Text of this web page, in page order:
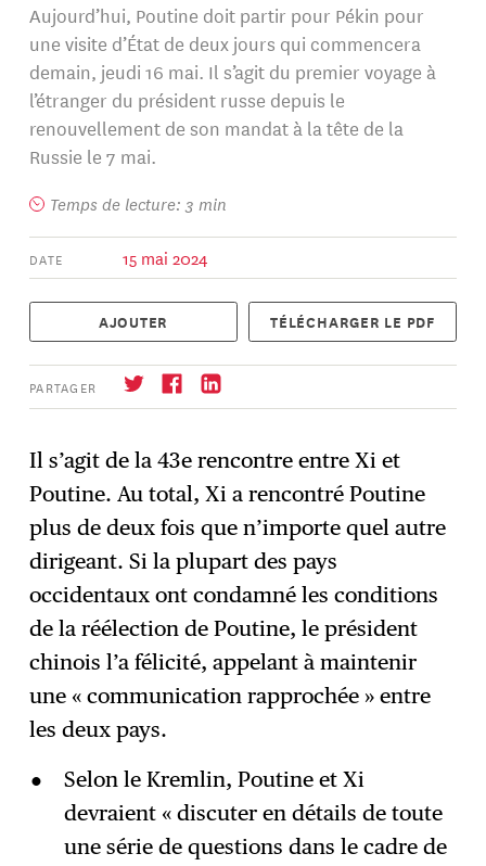
Aujourd’hui, Poutine doit partir pour Pékin pour
une visite d’État de deux jours qui commencera
demain, jeudi 16 mai. Il s’agit du premier voyage à
l’étranger du président russe depuis le
renouvellement de son mandat à la tête de la
Russie le 7 mai.
Temps de lecture: 3 min
DATE 15 mai 2024
AJOUTER TÉLÉCHARGER LE PDF
PARTAGER
→ S'abonner
Il s’agit de la 43e rencontre entre Xi et
Poutine. Au total, Xi a rencontré Poutine
plus de deux fois que n’importe quel autre
dirigeant. Si la plupart des pays
occidentaux ont condamné les conditions
de la réélection de Poutine, le président
chinois l’a félicité, appelant à maintenir
une « communication rapprochée » entre
les deux pays.
Selon le Kremlin, Poutine et Xi
devraient « discuter en détails de toute
une série de questions dans le cadre de